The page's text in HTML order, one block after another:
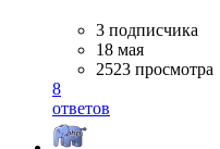
3 подписчика
18 мая
2523 просмотра
8
ответов